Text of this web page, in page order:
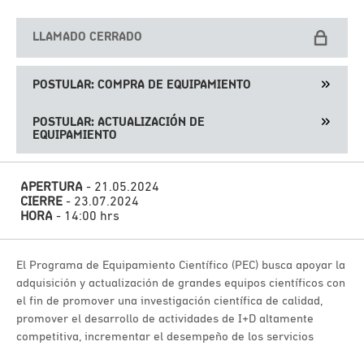
LLAMADO CERRADO
POSTULAR: COMPRA DE EQUIPAMIENTO
POSTULAR: ACTUALIZACIÓN DE
EQUIPAMIENTO
APERTURA - 21.05.2024
CIERRE - 23.07.2024
HORA - 14:00 hrs
El Programa de Equipamiento Científico (PEC) busca apoyar la
adquisición y actualización de grandes equipos científicos con
el fin de promover una investigación científica de calidad,
promover el desarrollo de actividades de I+D altamente
competitiva, incrementar el desempeño de los servicios